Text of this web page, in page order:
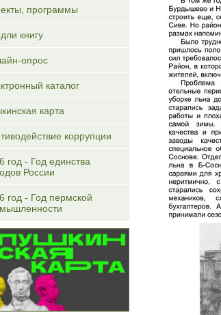
программы
книгу
опрос
каталог
карта
коррупции
год - Год единства
России
год - Год пермской